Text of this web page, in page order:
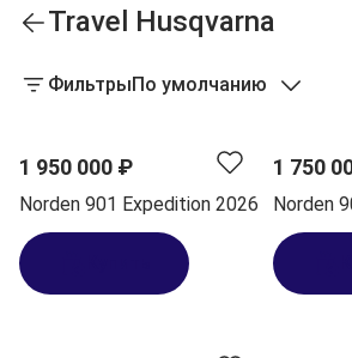
Travel Husqvarna
ФильтрыПо умолчанию
1 950 000 ₽
Norden 901 Expedition 2026
1 750
Norden